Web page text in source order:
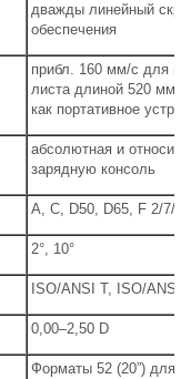
дважды линейный
обеспечения
прибл. 160 мм/с для
листа длиной 520 мм),
как портативное
абсолютная и
зарядную консоль
A, C, D50, D65, F 2/7/11
2°, 10°
ISO/ANSI T, ISO/ANSI
0,00–2,50 D
Форматы 52 (20”) для